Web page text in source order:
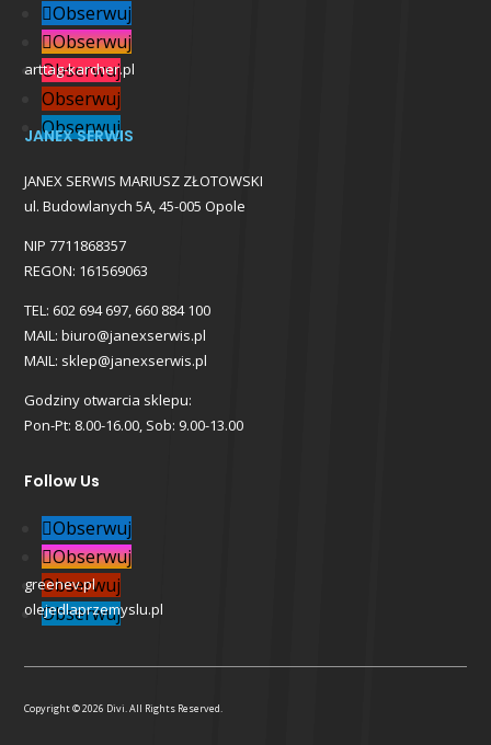
Obserwuj
Obserwuj
Obserwuj
Obserwuj
Obserwuj
arttag-karcher.pl
JANEX SERWIS
JANEX SERWIS MARIUSZ ZŁOTOWSKI
ul. Budowlanych 5A, 45-005 Opole
NIP 7711868357
REGON: 161569063
TEL: 602 694 697, 660 884 100
MAIL: biuro@janexserwis.pl
MAIL: sklep@janexserwis.pl
Godziny otwarcia sklepu:
Pon-Pt: 8.00-16.00, Sob: 9.00-13.00
Follow Us
Obserwuj
Obserwuj
Obserwuj
Obserwuj
greenev.pl
olejedlaprzemyslu.pl
Copyright © 2026 Divi. All Rights Reserved.